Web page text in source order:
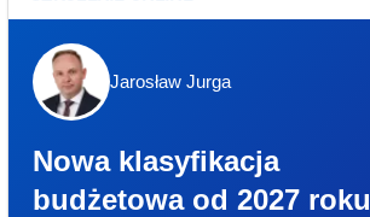
Jarosław Jurga
Nowa klasyfikacja
budżetowa od 2027 roku